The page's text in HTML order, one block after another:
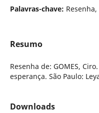
Palavras-chave:
Resumo
Resenha de: GOMES, Ciro.
esperança. São Paulo:
Downloads